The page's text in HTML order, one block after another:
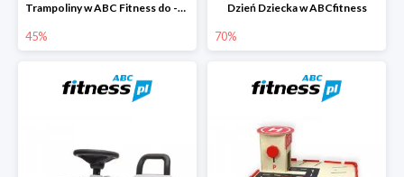
Trampoliny w ABC Fitness do -45%
45%
Dzień Dziecka w ABCfitness
70%